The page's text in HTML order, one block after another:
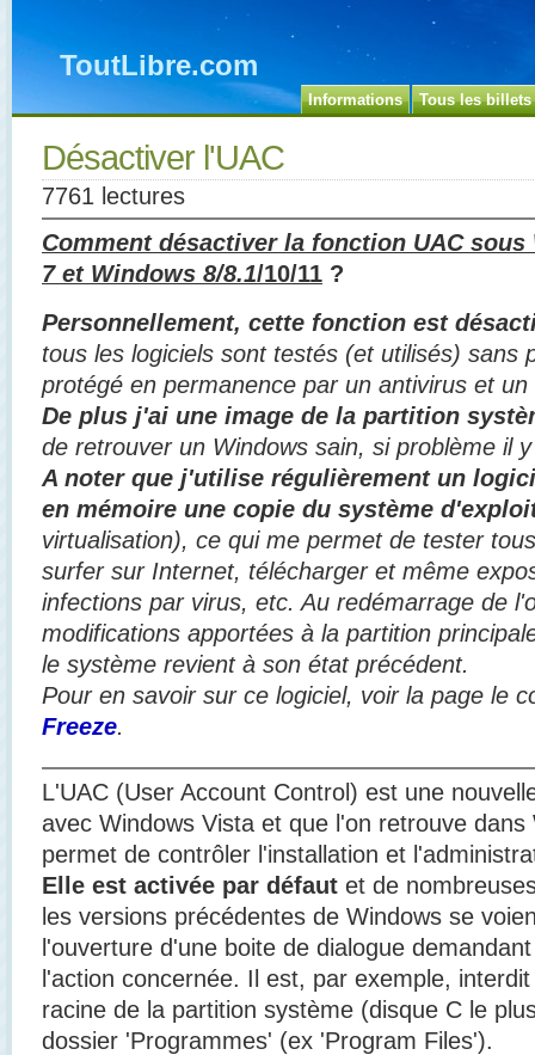
ToutLibre.com
Informations Tous les billets
Désactiver l'UAC
7761 lectures
Comment désactiver la fonction UAC
7 et Windows 8/8.1/10/11 ?
Personnellement, cette fonction est
tous les logiciels sont testés (et utilisés) sans
protégé en permanence par un antivirus et
De plus j'ai une image de la partition
de retrouver un Windows sain, si problème il
A noter que j'utilise régulièrement un
en mémoire une copie du système
virtualisation), ce qui me permet de tester
surfer sur Internet, télécharger et même
infections par virus, etc. Au redémarrage de
modifications apportées à la partition
le système revient à son état précédent.
Pour en savoir sur ce logiciel, voir la page le
Freeze.
L'UAC (User Account Control) est une
avec Windows Vista et que l'on retrouve dans
permet de contrôler l'installation et
Elle est activée par défaut et de
les versions précédentes de Windows se
l'ouverture d'une boite de dialogue
l'action concernée. Il est, par exemple,
racine de la partition système (disque C le
dossier 'Programmes' (ex 'Program Files').